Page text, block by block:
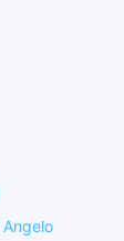
Angelo